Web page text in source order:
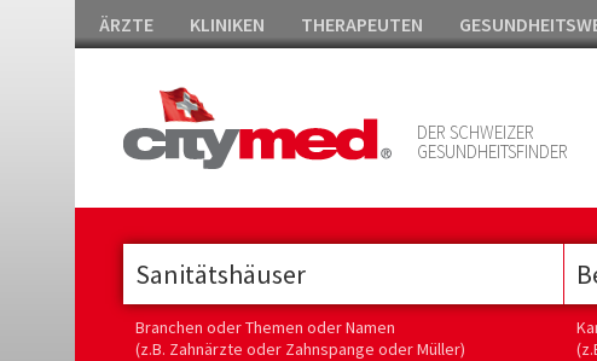
ÄRZTE KLINIKEN THERAPEUTEN
DER SCHWEIZER
GESUNDHEITSFINDER
Branchen oder Themen oder Namen
(z.B. Zahnärzte oder Zahnspange oder Müller)